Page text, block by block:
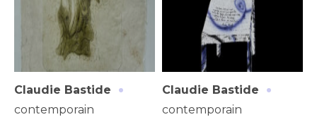
Claudie Bastide ·
contemporain
Claudie Bastide ·
contemporain